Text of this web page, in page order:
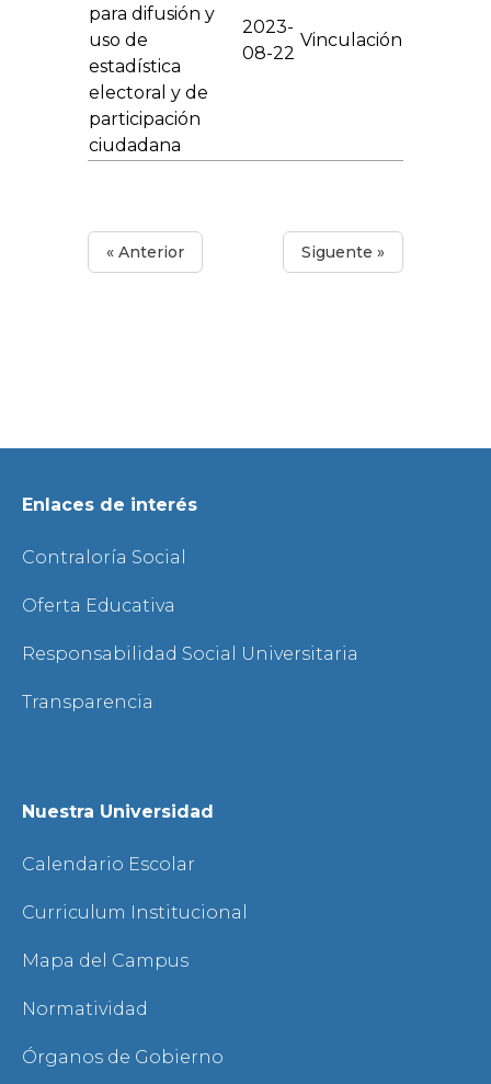
para difusión y
uso de
estadística
electoral y de
participación
ciudadana
2023-
08-22
Vinculación
« Anterior Siguente »
Enlaces de interés
Contraloría Social
Oferta Educativa
Responsabilidad Social Universitaria
Transparencia
Nuestra Universidad
Calendario Escolar
Curriculum Institucional
Mapa del Campus
Normatividad
Órganos de Gobierno